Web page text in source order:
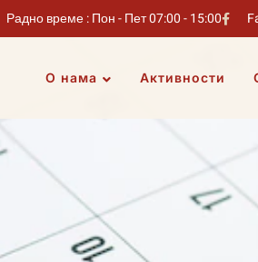
Радно време : Пон - Пет 07:00 - 15:00
О нама Активности